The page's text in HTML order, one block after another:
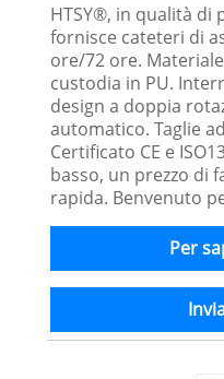
HTSY®, in qualità
fornisce cateteri di
ore/72 ore.
custodia in PU.
design a doppia
automatico. Taglie
Certificato CE e
basso, un prezzo di
rapida. Benvenuto
Per